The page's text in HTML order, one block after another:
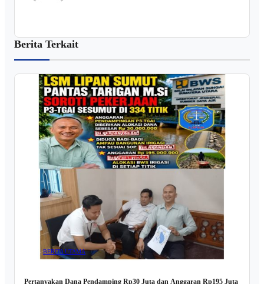
Berita Terkait
BERITA UTAMA
Pertanyakan Dana Pendamping Rp30 Juta dan Anggaran Rp195 Juta